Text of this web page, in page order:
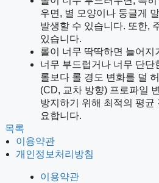
우면, 별 모양이나 둥글게
발생할 수 있습니다. 또한,
있습니다.
롤이 너무 딱딱하면 늘어지
너무 부드럽거나 너무 단단
롤보다 롤 경도 변화를 덜
(CD, 교차 방향) 프로파일
방지하기 위해 최적의 평균
요합니다.
목록
이용약관
개인정보처리방침
이용약관